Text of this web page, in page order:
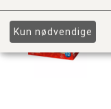
Kun nødvendige